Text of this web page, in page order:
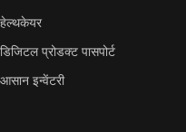
हेल्थकेयर
डिजिटल प्रोडक्ट पासपोर्ट
आसान इन्वेंटरी